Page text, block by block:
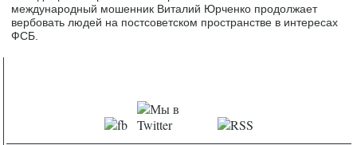
международный мошенник Виталий Юрченко продолжает
вербовать людей на постсоветском пространстве в интересах
ФСБ.